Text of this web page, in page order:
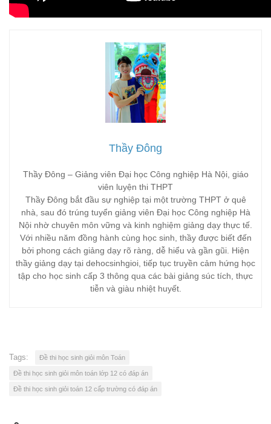
Thầy Đông
Thầy Đông – Giảng viên Đại học Công nghiệp Hà Nội, giáo
viên luyện thi THPT
Thầy Đông bắt đầu sự nghiệp tại một trường THPT ở quê
nhà, sau đó trúng tuyển giảng viên Đại học Công nghiệp Hà
Nội nhờ chuyên môn vững và kinh nghiệm giảng dạy thực tế.
Với nhiều năm đồng hành cùng học sinh, thầy được biết đến
bởi phong cách giảng dạy rõ ràng, dễ hiểu và gần gũi. Hiện
thầy giảng dạy tại dehocsinhgioi, tiếp tục truyền cảm hứng học
tập cho học sinh cấp 3 thông qua các bài giảng súc tích, thực
tiễn và giàu nhiệt huyết.
Tags: Đề thi học sinh giỏi môn Toán
Đề thi học sinh giỏi môn toán lớp 12 có đáp án
Đề thi học sinh giỏi toán 12 cấp trường có đáp án